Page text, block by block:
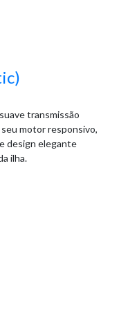
transmissão
motor responsivo,
design elegante
ilha.